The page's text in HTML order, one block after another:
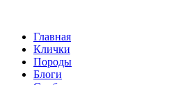
Главная
Клички
Породы
Блоги